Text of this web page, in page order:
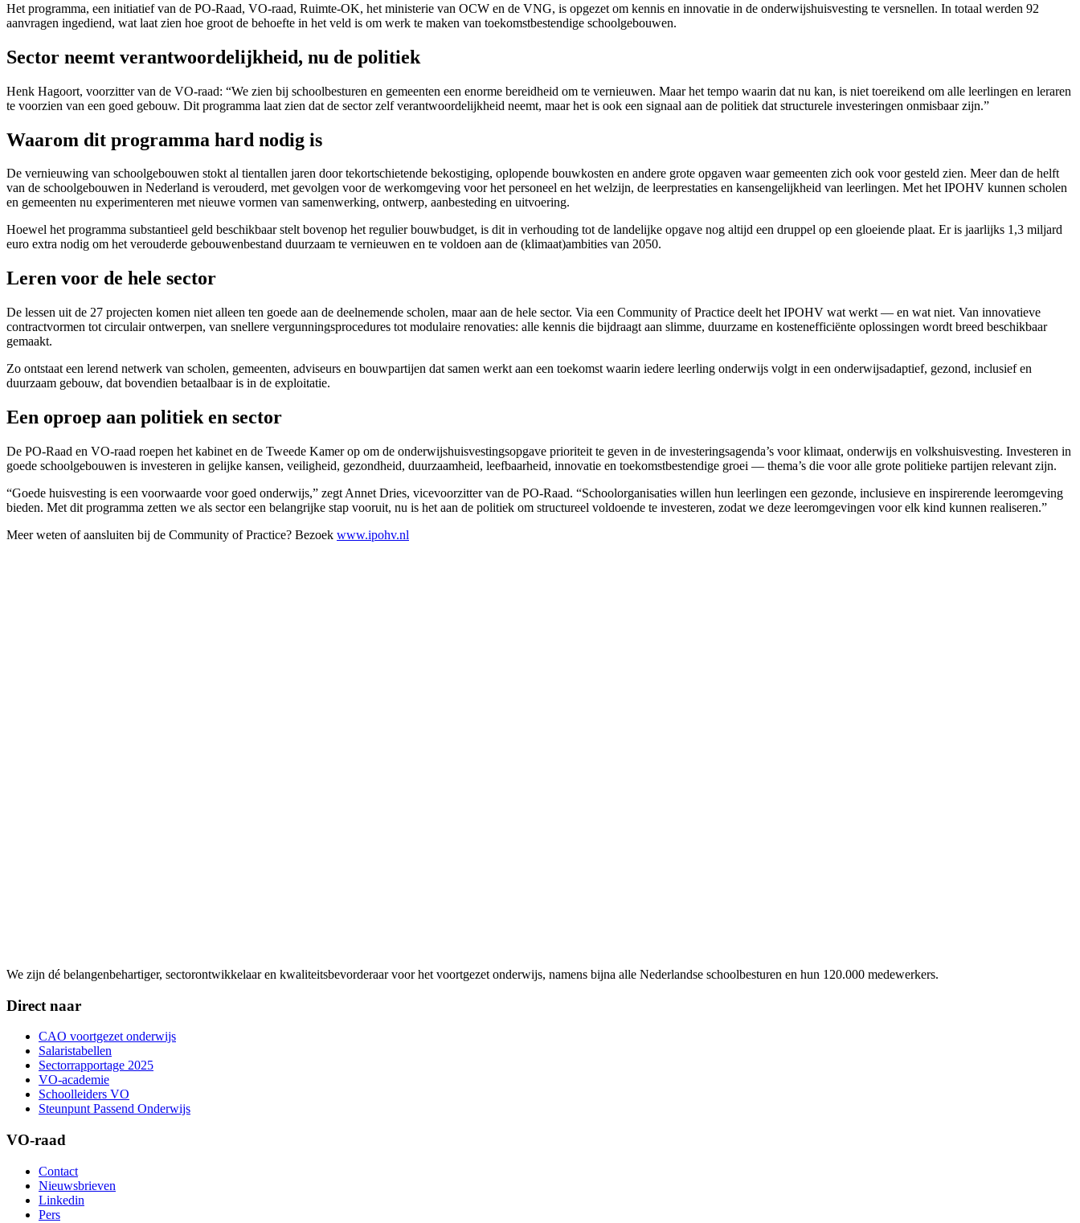
Het programma, een initiatief van de PO-Raad, VO-raad, Ruimte-OK, het ministerie van OCW en de VNG, is opgezet om kennis en innovatie in de onderwijshuisvesting te versnellen. In totaal werden 92
aanvragen ingediend, wat laat zien hoe groot de behoefte in het veld is om werk te maken van toekomstbestendige schoolgebouwen.
Sector neemt verantwoordelijkheid, nu de politiek
Henk Hagoort, voorzitter van de VO-raad: “We zien bij schoolbesturen en gemeenten een enorme bereidheid om te vernieuwen. Maar het tempo waarin dat nu kan, is niet toereikend om alle leerlingen en leraren
te voorzien van een goed gebouw. Dit programma laat zien dat de sector zelf verantwoordelijkheid neemt, maar het is ook een signaal aan de politiek dat structurele investeringen onmisbaar zijn.”
Waarom dit programma hard nodig is
De vernieuwing van schoolgebouwen stokt al tientallen jaren door tekortschietende bekostiging, oplopende bouwkosten en andere grote opgaven waar gemeenten zich ook voor gesteld zien. Meer dan de helft
van de schoolgebouwen in Nederland is verouderd, met gevolgen voor de werkomgeving voor het personeel en het welzijn, de leerprestaties en kansengelijkheid van leerlingen. Met het IPOHV kunnen scholen
en gemeenten nu experimenteren met nieuwe vormen van samenwerking, ontwerp, aanbesteding en uitvoering.
Hoewel het programma substantieel geld beschikbaar stelt bovenop het regulier bouwbudget, is dit in verhouding tot de landelijke opgave nog altijd een druppel op een gloeiende plaat. Er is jaarlijks 1,3 miljard
euro extra nodig om het verouderde gebouwenbestand duurzaam te vernieuwen en te voldoen aan de (klimaat)ambities van 2050.
Leren voor de hele sector
De lessen uit de 27 projecten komen niet alleen ten goede aan de deelnemende scholen, maar aan de hele sector. Via een Community of Practice deelt het IPOHV wat werkt — en wat niet. Van innovatieve
contractvormen tot circulair ontwerpen, van snellere vergunningsprocedures tot modulaire renovaties: alle kennis die bijdraagt aan slimme, duurzame en kostenefficiënte oplossingen wordt breed beschikbaar
gemaakt.
Zo ontstaat een lerend netwerk van scholen, gemeenten, adviseurs en bouwpartijen dat samen werkt aan een toekomst waarin iedere leerling onderwijs volgt in een onderwijsadaptief, gezond, inclusief en
duurzaam gebouw, dat bovendien betaalbaar is in de exploitatie.
Een oproep aan politiek en sector
De PO-Raad en VO-raad roepen het kabinet en de Tweede Kamer op om de onderwijshuisvestingsopgave prioriteit te geven in de investeringsagenda’s voor klimaat, onderwijs en volkshuisvesting. Investeren in
goede schoolgebouwen is investeren in gelijke kansen, veiligheid, gezondheid, duurzaamheid, leefbaarheid, innovatie en toekomstbestendige groei — thema’s die voor alle grote politieke partijen relevant zijn.
“Goede huisvesting is een voorwaarde voor goed onderwijs,” zegt Annet Dries, vicevoorzitter van de PO-Raad. “Schoolorganisaties willen hun leerlingen een gezonde, inclusieve en inspirerende leeromgeving
bieden. Met dit programma zetten we als sector een belangrijke stap vooruit, nu is het aan de politiek om structureel voldoende te investeren, zodat we deze leeromgevingen voor elk kind kunnen realiseren.”
Meer weten of aansluiten bij de Community of Practice? Bezoek www.ipohv.nl
We zijn dé belangenbehartiger, sectorontwikkelaar en kwaliteitsbevorderaar voor het voortgezet onderwijs, namens bijna alle Nederlandse schoolbesturen en hun 120.000 medewerkers.
Direct naar
CAO voortgezet onderwijs
Salaristabellen
Sectorrapportage 2025
VO-academie
Schoolleiders VO
Steunpunt Passend Onderwijs
VO-raad
Contact
Nieuwsbrieven
Linkedin
Pers